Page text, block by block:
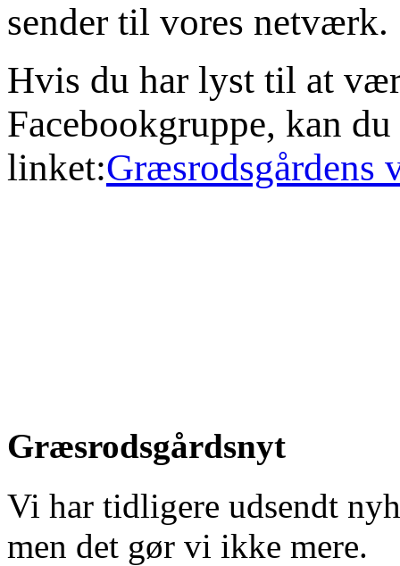
sender til vores netværk.
Hvis du har lyst til at
Facebookgruppe, kan
linket:Græsrodsgårdens
Græsrodsgårdsnyt
Vi har tidligere udsendt
men det gør vi ikke mere.